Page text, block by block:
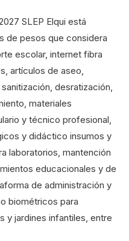
SLEP Elqui está
de pesos que considera
escolar, internet fibra
artículos de aseo,
desratización,
materiales
y técnico profesional,
y didáctico insumos y
laboratorios, mantención
educacionales y de
de administración y
biométricos para
y jardines infantiles, entre